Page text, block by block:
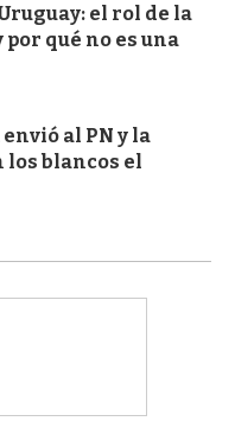
el rol de la
qué no es una
al PN y la
blancos el